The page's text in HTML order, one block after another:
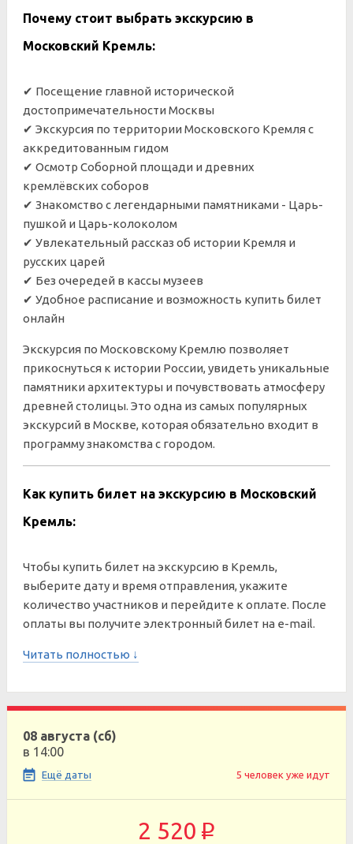
Почему стоит выбрать экскурсию в
Московский Кремль:
✔ Посещение главной исторической
достопримечательности Москвы
✔ Экскурсия по территории Московского Кремля с
аккредитованным гидом
✔ Осмотр Соборной площади и древних
кремлёвских соборов
✔ Знакомство с легендарными памятниками - Царь-
пушкой и Царь-колоколом
✔ Увлекательный рассказ об истории Кремля и
русских царей
✔ Без очередей в кассы музеев
✔ Удобное расписание и возможность купить билет
онлайн
Экскурсия по Московскому Кремлю позволяет
прикоснуться к истории России, увидеть уникальные
памятники архитектуры и почувствовать атмосферу
древней столицы. Это одна из самых популярных
экскурсий в Москве, которая обязательно входит в
программу знакомства с городом.
Как купить билет на экскурсию в Московский
Кремль:
Чтобы купить билет на экскурсию в Кремль,
выберите дату и время отправления, укажите
количество участников и перейдите к оплате. После
оплаты вы получите электронный билет на e-mail.
Читать полностью ↓
08 августа (сб)
в 14:00
Ещё даты 5 человек уже идут
2 520 p